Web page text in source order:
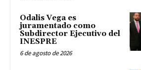
Odalis Vega es
juramentado como
Subdirector Ejecutivo del
INESPRE
6 de agosto de 2026